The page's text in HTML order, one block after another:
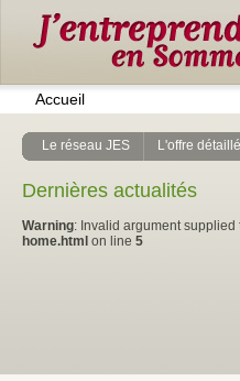
Accueil
Le réseau JES L'offre
Dernières actualités
Warning: Invalid argument supplied
home.html on line 5